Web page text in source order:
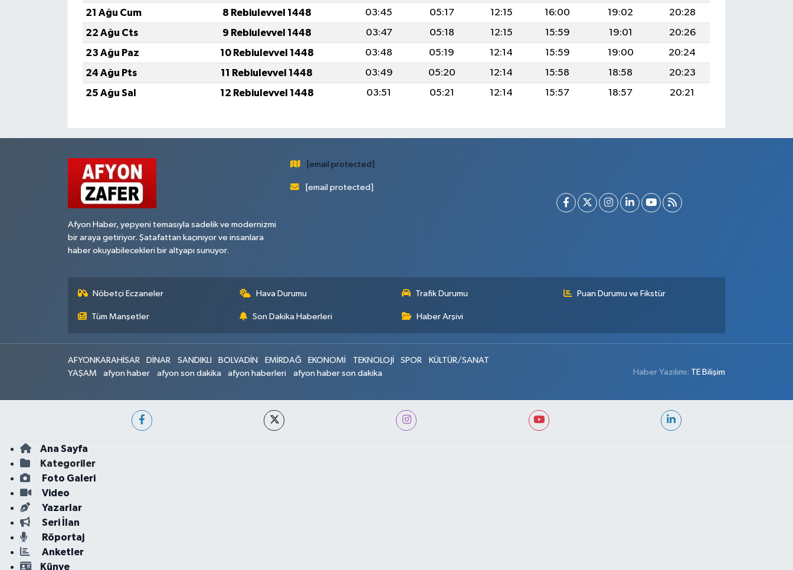
21 Ağu Cum
8 Rebiulevvel 1448 03:45 05:17 12:15 16:00 19:02
20:28
22 Ağu Cts
9 Rebiulevvel 1448 03:47 05:18 12:15 15:59 19:01
20:26
23 Ağu Paz
10 Rebiulevvel 1448 03:48 05:19 12:14 15:59 19:00
20:24
24 Ağu Pts
11 Rebiulevvel 1448 03:49 05:20 12:14 15:58 18:58
20:23
25 Ağu Sal
12 Rebiulevvel 1448 03:51 05:21 12:14 15:57 18:57 20:21
Afyon Haber, yepyeni temasıyla sadelik ve modernizmi
bir araya getiriyor. Şatafattan kaçınıyor ve insanlara
haber okuyabilecekleri bir altyapı sunuyor.
[email protected]
[email protected]
Nöbetçi Eczaneler Hava Durumu Trafik Durumu Puan Durumu ve Fikstür
Tüm Manşetler Son Dakika Haberleri Haber Arşivi
AFYONKARAHİSAR DİNAR SANDIKLI BOLVADİN EMİRDAĞ EKONOMİ TEKNOLOJİ SPOR
KÜLTÜR/SANAT
YAŞAM
afyon haber afyon son dakika afyon haberleri afyon haber son dakika Haber Yazılımı: TE Bilişim
Ana Sayfa
Kategoriler
Foto Galeri
Video
Yazarlar
Seri İlan
Röportaj
Anketler
Künye